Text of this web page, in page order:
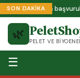
SON DAKİKA
A1 sertifika başvuruları
🌿 PELET VE
☰